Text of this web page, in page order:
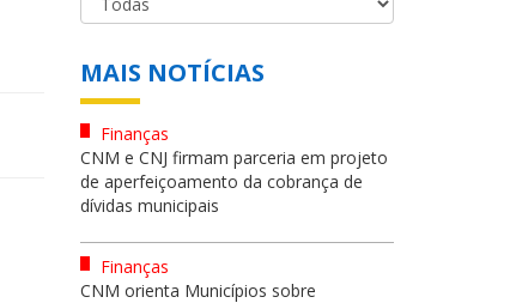
MAIS NOTÍCIAS
Finanças
CNM e CNJ firmam parceria em projeto
de aperfeiçoamento da cobrança de
dívidas municipais
Finanças
CNM orienta Municípios sobre